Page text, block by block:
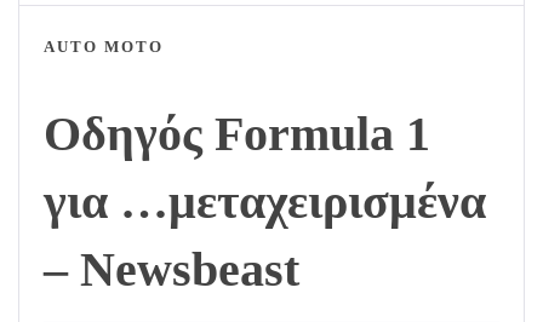
AUTO MOTO
Οδηγός Formula 1
για …μεταχειρισμένα
– Newsbeast